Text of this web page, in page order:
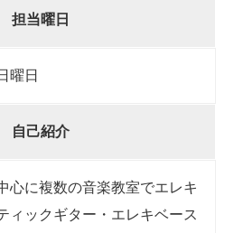
担当曜日
曜日
自己紹介
心に複数の音楽教室でエレキ
ィックギター・エレキベース